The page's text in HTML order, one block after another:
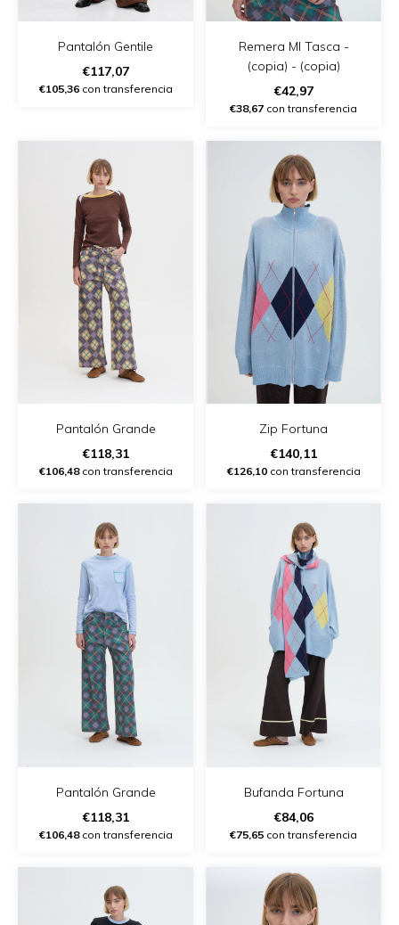
Pantalón Gentile
€117,07
€105,36con transferencia
Remera Ml Tasca -
(copia) - (copia)
€42,97
€38,67 con transferencia
Pantalón Grande
€118,31
€106,48con transferencia
Zip Fortuna
€140,11
€126,10con transferencia
Pantalón Grande
€118,31
€106,48con transferencia
Bufanda Fortuna
€84,06
€75,65 con transferencia